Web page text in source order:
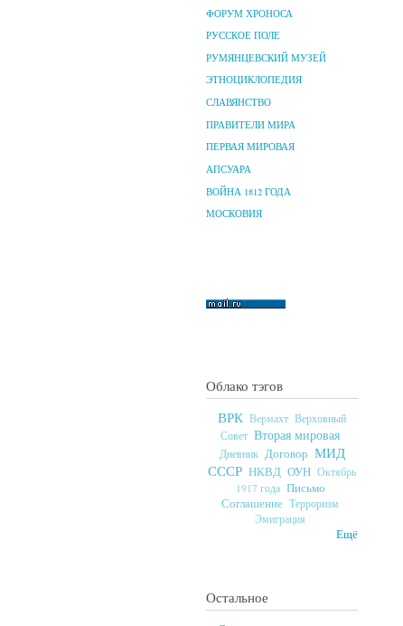
ФОРУМ ХРОНОСА
РУССКОЕ ПОЛЕ
РУМЯНЦЕВСКИЙ МУЗЕЙ
ЭТНОЦИКЛОПЕДИЯ
СЛАВЯНСТВО
ПРАВИТЕЛИ МИРА
ПЕРВАЯ МИРОВАЯ
АПСУАРА
ВОЙНА 1812 ГОДА
МОСКОВИЯ
Облако тэгов
ВРК Вермахт Верховный
Совет Вторая мировая
Дневник Договор МИД
СССР НКВД ОУН Октябрь
1917 года Письмо
Соглашение Терроризм
Эмиграция
Ещё
Остальное